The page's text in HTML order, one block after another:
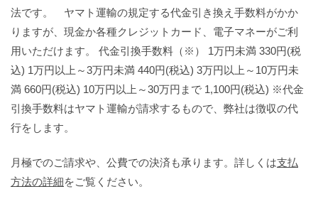
法です。 ヤマト運輸の規定する代金引き換え手数料がかか
りますが、現金か各種クレジットカード、電子マネーがご利
用いただけます。 代金引換手数料（※） 1万円未満 330円(税
込) 1万円以上～3万円未満 440円(税込) 3万円以上～10万円未
満 660円(税込) 10万円以上～30万円まで 1,100円(税込) ※代金
引換手数料はヤマト運輸が請求するもので、弊社は徴収の代
行をします。
月極でのご請求や、公費での決済も承ります。詳しくは支払
方法の詳細をご覧ください。